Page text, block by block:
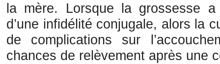
la mère. Lorsque la grossesse
d’une infidélité conjugale, alors la
de complications sur
chances de relèvement après une